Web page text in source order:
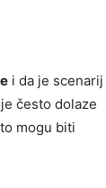
i da je scenarij
često dolaze
mogu biti